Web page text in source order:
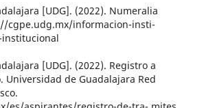
[UDG]. (2022). Numeralia
cgpe.udg.mx/informacion-insti-
[UDG]. (2022). Registro a
Universidad de Guadalajara Red